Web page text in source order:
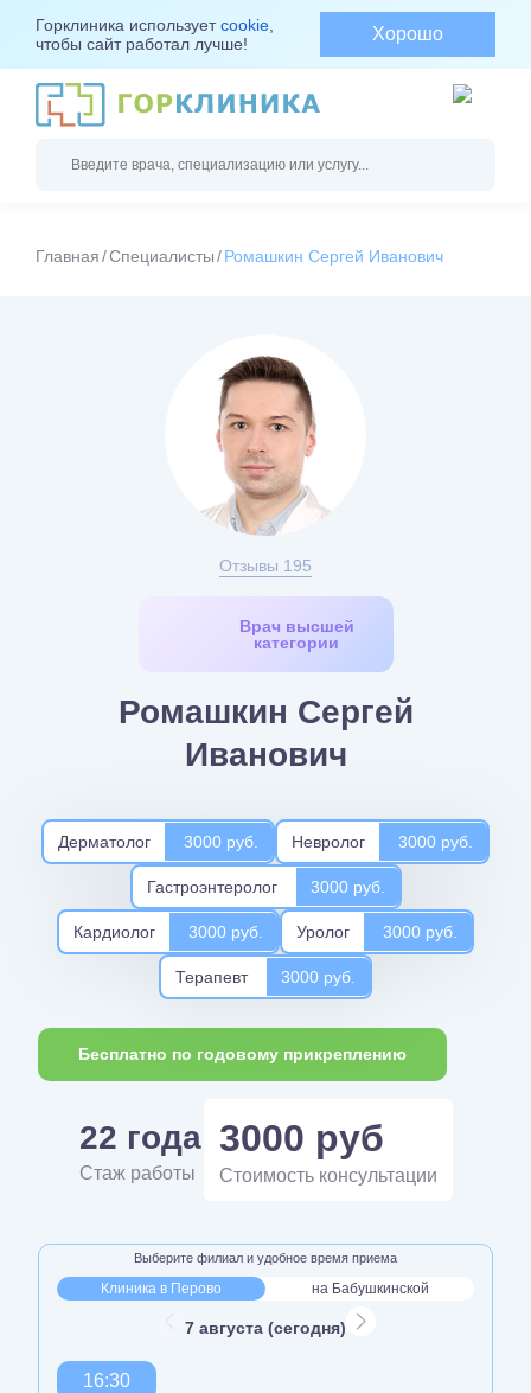
Горклиника используетcookie
чтобы сайт работал лучше!
Хорошо
Главная Специалисты Ромашкин Сергей Иванович
Отзывы 195
Врач высшей
категории
Ромашкин Сергей
Иванович
Дерматолог 3000 руб. Невролог 3000 руб.
Гастроэнтеролог 3000 руб.
Кардиолог 3000 руб. Уролог 3000 руб.
Терапевт 3000 руб.
Бесплатно по годовому прикреплению
22 года
Стаж работы
3000 руб
Стоимость консультации
Выберите филиал и удобное время приема
Клиника в Перово на Бабушкинской
7 августа (сегодня)
16:30